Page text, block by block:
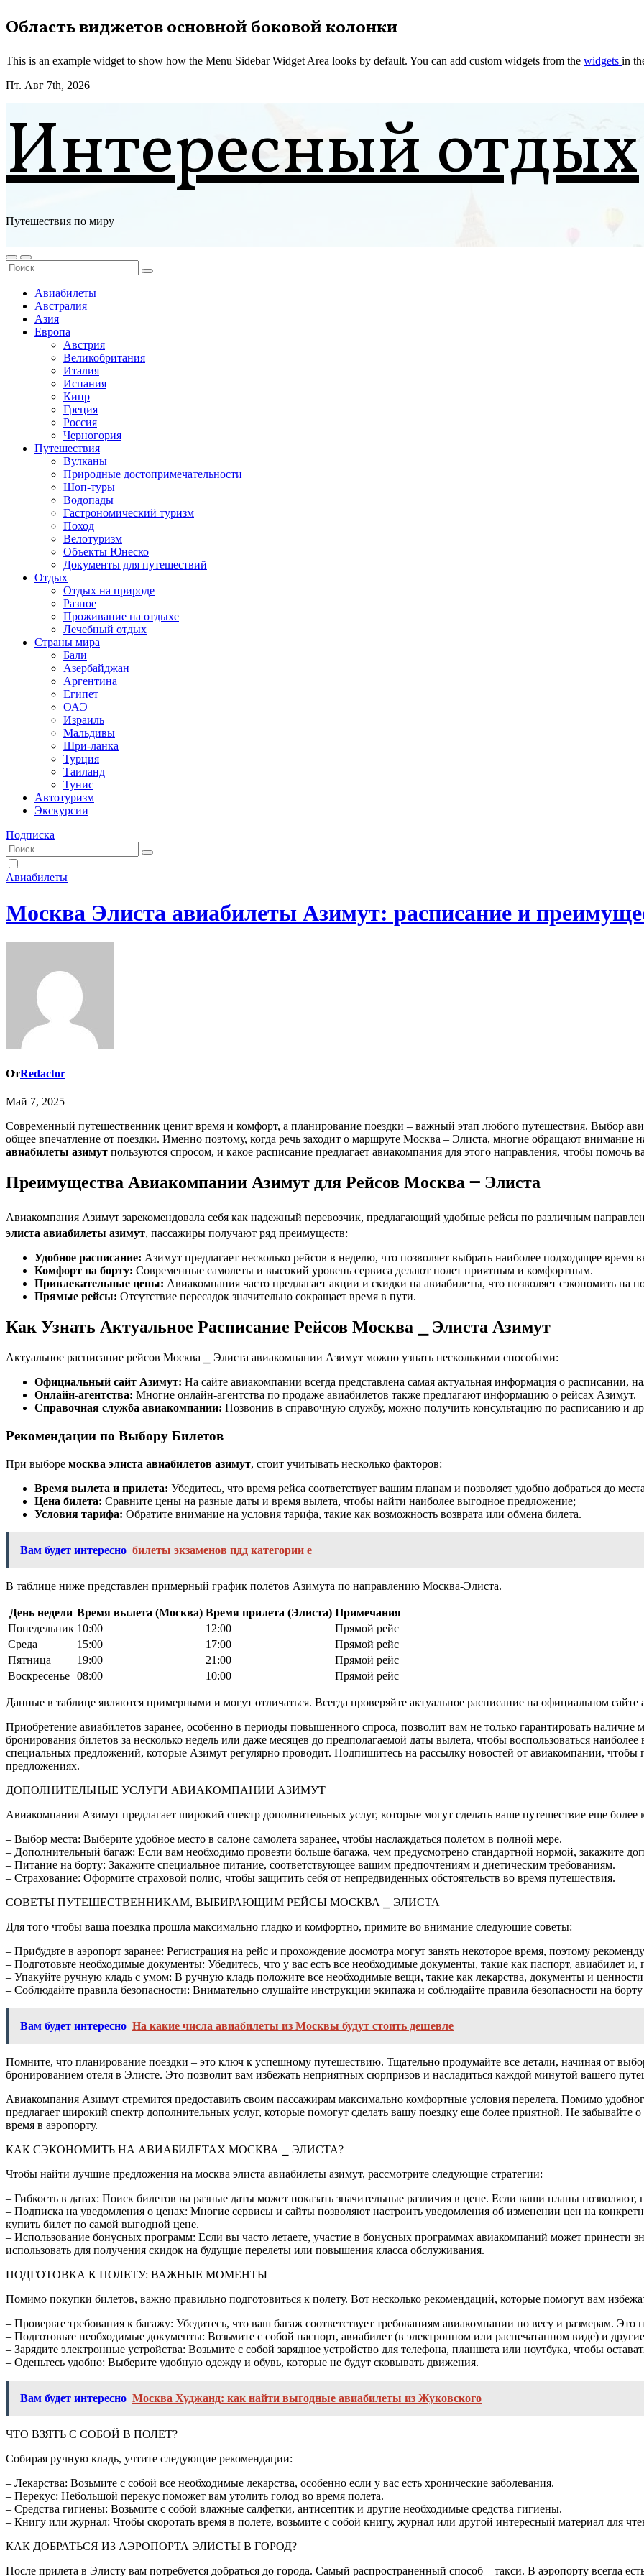
Перейти
к
Область виджетов основной боковой колонки
This is an example widget to show how the Menu Sidebar Widget Area looks by default. You can add custom widgets from the widgets in
Пт. Авг 7th, 2026
Интересный отдых
Путешествия по миру
Авиабилеты
Австралия
Азия
Европа
Австрия
Великобритания
Италия
Испания
Кипр
Греция
Россия
Черногория
Путешествия
Вулканы
Природные достопримечательности
Шоп-туры
Водопады
Гастрономический туризм
Поход
Велотуризм
Объекты Юнеско
Документы для путешествий
Отдых
Отдых на природе
Разное
Проживание на отдыхе
Лечебный отдых
Страны мира
Бали
Азербайджан
Аргентина
Египет
ОАЭ
Израиль
Мальдивы
Шри-ланка
Турция
Таиланд
Тунис
Автотуризм
Экскурсии
Подписка
Авиабилеты
Москва Элиста авиабилеты Азимут: расписание и
ОтRedactor
Май 7, 2025
Современный путешественник ценит время и комфорт, а планирование поездки – важный этап любого путешествия. Выбор авиакомпании и удобного рейса может значительно повлиять на
общее впечатление от поездки. Именно поэтому, когда речь заходит о маршруте Москва – Элиста, многие обращают
авиабилеты азимут пользуются спросом, и какое расписание предлагает авиакомпания для этого направления, чтобы помочь
Преимущества Авиакомпании Азимут для Рейсов Москва ౼ Элиста
Авиакомпания Азимут зарекомендовала себя как надежный перевозчик, предлагающий удобные рейсы по различным
элиста авиабилеты азимут, пассажиры получают ряд преимуществ:
Удобное расписание: Азимут предлагает несколько рейсов в неделю, что позволяет выбрать наиболее подходящее время
Комфорт на борту: Современные самолеты и высокий уровень сервиса делают полет приятным и комфортным.
Привлекательные цены: Авиакомпания часто предлагает акции и скидки на авиабилеты, что позволяет сэкономить на
Прямые рейсы: Отсутствие пересадок значительно сокращает время в пути.
Как Узнать Актуальное Расписание Рейсов Москва ⎯ Элиста Азимут
Актуальное расписание рейсов Москва ⎯ Элиста авиакомпании Азимут можно узнать несколькими способами:
Официальный сайт Азимут: На сайте авиакомпании всегда представлена самая актуальная информация о расписании,
Онлайн-агентства: Многие онлайн-агентства по продаже авиабилетов также предлагают информацию о рейсах Азимут.
Справочная служба авиакомпании: Позвонив в справочную службу, можно получить консультацию по расписанию и
Рекомендации по Выбору Билетов
При выборе москва элиста авиабилетов азимут, стоит учитывать несколько факторов:
Время вылета и прилета: Убедитесь, что время рейса соответствует вашим планам и позволяет удобно добраться до
Цена билета: Сравните цены на разные даты и время вылета, чтобы найти наиболее выгодное предложение;
Условия тарифа: Обратите внимание на условия тарифа, такие как возможность возврата или обмена билета.
Вам будет интересно билеты экзаменов пдд категории е
В таблице ниже представлен примерный график полётов Азимута по направлению Москва-Элиста.
День недели Время вылета (Москва) Время прилета (Элиста) Примечания
Понедельник 10:00 12:00
Прямой рейс
Среда
15:00 17:00
Прямой рейс
Пятница
19:00 21:00
Прямой рейс
Воскресенье 08:00 10:00 Прямой рейс
Данные в таблице являются примерными и могут отличаться. Всегда проверяйте актуальное расписание на официальном
Приобретение авиабилетов заранее, особенно в периоды повышенного спроса, позволит вам не только гарантировать наличие
бронирования билетов за несколько недель или даже месяцев до предполагаемой даты вылета, чтобы воспользоваться
специальных предложений, которые Азимут регулярно проводит. Подпишитесь на рассылку новостей от авиакомпании,
предложениях.
ДОПОЛНИТЕЛЬНЫЕ УСЛУГИ АВИАКОМПАНИИ АЗИМУТ
Авиакомпания Азимут предлагает широкий спектр дополнительных услуг, которые могут сделать ваше путешествие еще
– Выбор места: Выберите удобное место в салоне самолета заранее, чтобы наслаждаться полетом в полной мере.
– Дополнительный багаж: Если вам необходимо провезти больше багажа, чем предусмотрено стандартной нормой, закажите
– Питание на борту: Закажите специальное питание, соответствующее вашим предпочтениям и диетическим требованиям.
– Страхование: Оформите страховой полис, чтобы защитить себя от непредвиденных обстоятельств во время путешествия.
СОВЕТЫ ПУТЕШЕСТВЕННИКАМ, ВЫБИРАЮЩИМ РЕЙСЫ МОСКВА ⎯ ЭЛИСТА
Для того чтобы ваша поездка прошла максимально гладко и комфортно, примите во внимание следующие советы:
– Прибудьте в аэропорт заранее: Регистрация на рейс и прохождение досмотра могут занять некоторое время, поэтому
– Подготовьте необходимые документы: Убедитесь, что у вас есть все необходимые документы, такие как паспорт, авиабилет и,
– Упакуйте ручную кладь с умом: В ручную кладь положите все необходимые вещи, такие как лекарства, документы и
– Соблюдайте правила безопасности: Внимательно слушайте инструкции экипажа и соблюдайте правила безопасности на борту
Вам будет интересно На какие числа авиабилеты из Москвы будут стоить дешевле
Помните, что планирование поездки – это ключ к успешному путешествию. Тщательно продумайте все детали, начиная от
бронированием отеля в Элисте. Это позволит вам избежать неприятных сюрпризов и насладиться каждой минутой вашего
Авиакомпания Азимут стремится предоставить своим пассажирам максимально комфортные условия перелета. Помимо
предлагает широкий спектр дополнительных услуг, которые помогут сделать вашу поездку еще более приятной. Не забывайте
время в аэропорту.
КАК СЭКОНОМИТЬ НА АВИАБИЛЕТАХ МОСКВА ⎯ ЭЛИСТА?
Чтобы найти лучшие предложения на москва элиста авиабилеты азимут, рассмотрите следующие стратегии:
– Гибкость в датах: Поиск билетов на разные даты может показать значительные различия в цене. Если ваши планы
– Подписка на уведомления о ценах: Многие сервисы и сайты позволяют настроить уведомления об изменении цен на
купить билет по самой выгодной цене.
– Использование бонусных программ: Если вы часто летаете, участие в бонусных программах авиакомпаний может
использовать для получения скидок на будущие перелеты или повышения класса обслуживания.
ПОДГОТОВКА К ПОЛЕТУ: ВАЖНЫЕ МОМЕНТЫ
Помимо покупки билетов, важно правильно подготовиться к полету. Вот несколько рекомендаций, которые помогут вам
– Проверьте требования к багажу: Убедитесь, что ваш багаж соответствует требованиям авиакомпании по весу и размерам. Это
– Подготовьте необходимые документы: Возьмите с собой паспорт, авиабилет (в электронном или распечатанном виде) и
– Зарядите электронные устройства: Возьмите с собой зарядное устройство для телефона, планшета или ноутбука, чтобы
– Оденьтесь удобно: Выберите удобную одежду и обувь, которые не будут сковывать движения.
Вам будет интересно Москва Худжанд: как найти выгодные авиабилеты из Жуковского
ЧТО ВЗЯТЬ С СОБОЙ В ПОЛЕТ?
Собирая ручную кладь, учтите следующие рекомендации:
– Лекарства: Возьмите с собой все необходимые лекарства, особенно если у вас есть хронические заболевания.
– Перекус: Небольшой перекус поможет вам утолить голод во время полета.
– Средства гигиены: Возьмите с собой влажные салфетки, антисептик и другие необходимые средства гигиены.
– Книгу или журнал: Чтобы скоротать время в полете, возьмите с собой книгу, журнал или другой интересный материал для
КАК ДОБРАТЬСЯ ИЗ АЭРОПОРТА ЭЛИСТЫ В ГОРОД?
После прилета в Элисту вам потребуется добраться до города. Самый распространенный способ – такси. В аэропорту всегда